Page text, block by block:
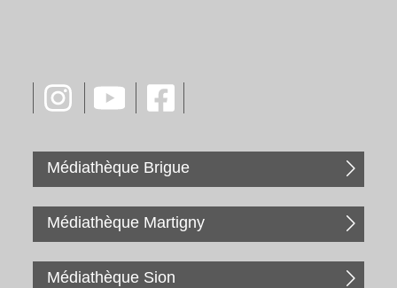
Médiathèque Brigue
Médiathèque Martigny
Médiathèque Sion